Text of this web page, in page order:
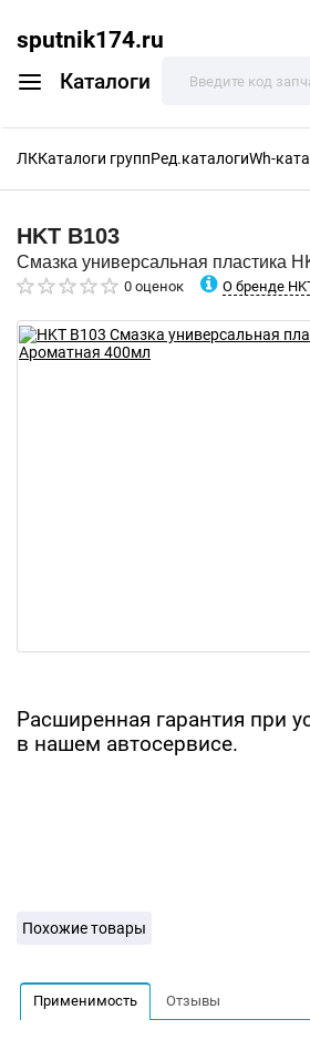
sputnik174.ru
Каталоги
ЛККаталоги группРед.каталогиWh-
HKT B103
Смазка универсальная пластика
0 оценок О бренде
Расширенная гарантия при
в нашем автосервисе.
Похожие товары
Применимость Отзывы